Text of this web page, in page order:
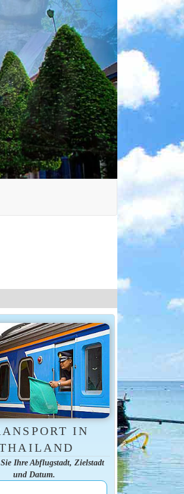
IN
Ihre Abflugstadt, Zielstadt
und Datum.